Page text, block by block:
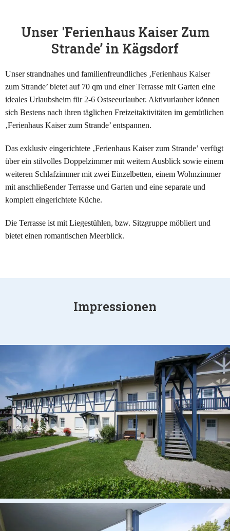
Unser 'Ferienhaus Kaiser Zum
Strande’ in Kägsdorf
Unser strandnahes und familienfreundliches ‚Ferienhaus Kaiser
zum Strande’ bietet auf 70 qm und einer Terrasse mit Garten eine
ideales Urlaubsheim für 2-6 Ostseeurlauber. Aktivurlauber können
sich Bestens nach ihren täglichen Freizeitaktivitäten im gemütlichen
‚Ferienhaus Kaiser zum Strande’ entspannen.
Das exklusiv eingerichtete ‚Ferienhaus Kaiser zum Strande’ verfügt
über ein stilvolles Doppelzimmer mit weitem Ausblick sowie einem
weiteren Schlafzimmer mit zwei Einzelbetten, einem Wohnzimmer
mit anschließender Terrasse und Garten und eine separate und
komplett eingerichtete Küche.
Die Terrasse ist mit Liegestühlen, bzw. Sitzgruppe möbliert und
bietet einen romantischen Meerblick.
Impressionen